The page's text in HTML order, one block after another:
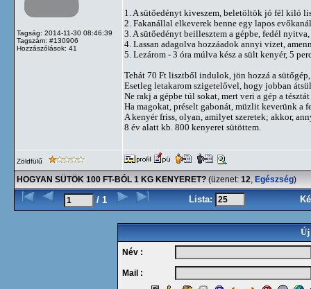
Tagság: 2014-11-30 08:46:39
Tagszám: #130906
Hozzászólások: 41
1. A sütőedényt kiveszem, beletöltök jó fél kiló
2. Fakanállal elkeverek benne egy lapos
3. A sütőedényt beillesztem a gépbe, fedél
4. Lassan adagolva hozzáadok annyi vizet,
5. Lezárom - 3 óra múlva kész a sült kenyér, 5
Tehát 70 Ft lisztből indulok, jön hozzá a
Esetleg letakarom szigetelővel, hogy jobban
Ne rakj a gépbe túl sokat, mert veri a gép a
Ha magokat, préselt gabonát, müzlit keverünk a
A kenyér friss, olyan, amilyet szeretek; akkor,
8 év alatt kb. 800 kenyeret sütöttem.
Zöldfülű
HOGYAN SÜTÖK 100 FT-BÓL 1 KG KENYERET? (üzenet: 12, Egészség)
/ 1 Lista:
Új
Név :
Mail :